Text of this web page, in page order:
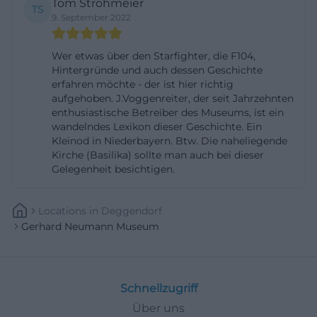
Funktionsweise des Nachbrenners, die Bedeutung
verstellbarer Statorschaufeln in Kompressoren oder
die Entwicklung aerodynamischer Konzepte von
der MiG‑21 bis zu frühen Low‑Observable‑Studien.
Der Guide richtet die Gewichtung der Erklärungen
so aus, dass sowohl Neugierige als auch
Branchenkenner auf ihre Kosten kommen.
Praktisch: Da es sich um einen geführten Besuch
handelt, sind lange Wartezeiten an einer Kasse
– Einführung, thematische Stationen, Fragen. Wer
Fotos aus dem Museum sehen möchte, findet
Führung genügt die vorherige Abstimmung. Aus
organisatorischen Gründen ist es ratsam, bei
TS Tom Strohmeier
9. September 2022
Wer etwas über den Starfighter, die F104,
Hintergründe und auch dessen Geschichte
erfahren möchte - der ist hier richtig
aufgehoben. J.Voggenreiter, der seit Jahrzehnten
enthusiastische Betreiber des Museums, ist ein
wandelndes Lexikon dieser Geschichte. Ein
Kleinod in Niederbayern. Btw. Die naheliegende
Kirche (Basilika) sollte man auch bei dieser
Gelegenheit besichtigen.
Locations In Deggendorf
Gerhard Neumann Museum
Schnellzugriff
Über uns